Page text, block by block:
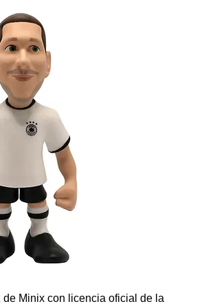
Minix con licencia oficial de la